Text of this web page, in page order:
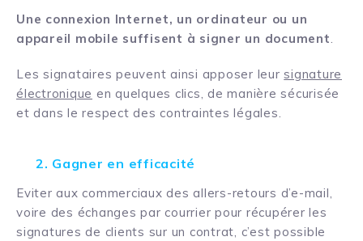
Une connexion Internet, un ordinateur ou un
appareil mobile suffisent à signer un document.
Les signataires peuvent ainsi apposer leursignature
électronique en quelques clics, de manière sécurisée
et dans le respect des contraintes légales.
2. Gagner en efficacité
Eviter aux commerciaux des allers-retours d’e-mail,
voire des échanges par courrier pour récupérer les
signatures de clients sur un contrat, c’est possible